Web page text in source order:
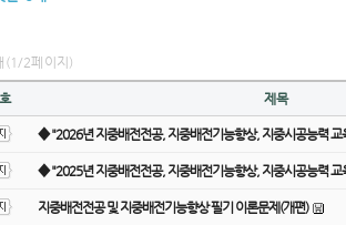
(1/2페이지)
제목
◆ "2026년 지중배전전공, 지중배전기능향상, 지중시공능력 교
◆ "2025년 지중배전전공, 지중배전기능향상, 지중시공능력 교
지중배전전공 및 지중배전기능향상 필기 이론문제(개편)